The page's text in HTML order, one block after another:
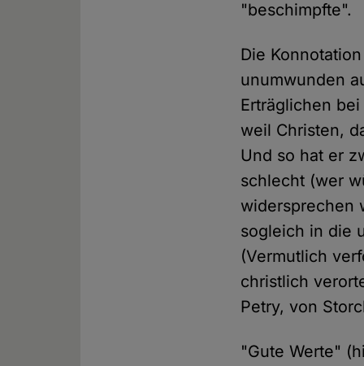
"beschimpfte".
Die
unumwunden
Erträglichen
weil Christen,
Und so hat er
schlecht (wer
widersprechen
sogleich in die
(Vermutlich
christlich
Petry, von
"Gute Werte"